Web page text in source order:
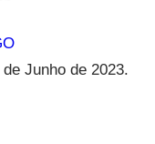
Junho de 2023.